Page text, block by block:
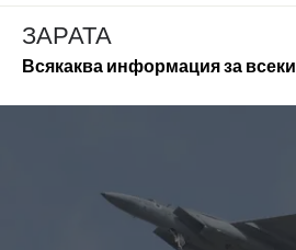
Skip
content
ЗАРАТА
Всякаква информация за всеки